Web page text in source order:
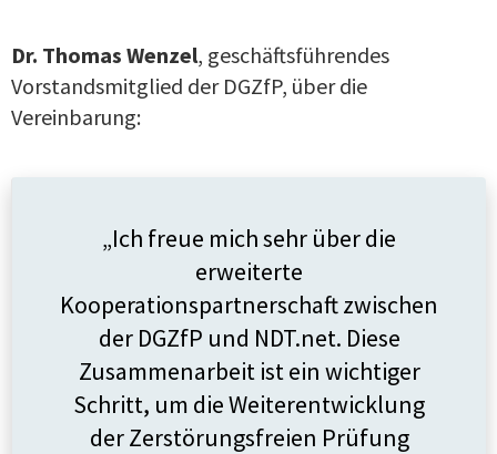
Dr. Thomas Wenzel, geschäftsführendes
Vorstandsmitglied der DGZfP, über die
Vereinbarung:
„Ich freue mich sehr über die
erweiterte
Kooperationspartnerschaft zwischen
der DGZfP und NDT.net. Diese
Zusammenarbeit ist ein wichtiger
Schritt, um die Weiterentwicklung
der Zerstörungsfreien Prüfung